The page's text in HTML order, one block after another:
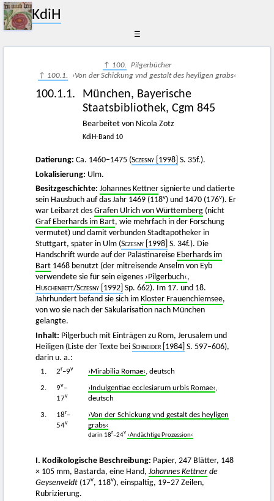
KdiH
☰
↑ 100. Pilgerbücher
↑ 100.1. ›Von der Schickung vnd gestalt des heyligen grabs‹
100.1.1.
München, Bayerische
Staatsbibliothek, Cgm 845
Bearbeitet von Nicola Zotz
KdiH-Band 10
Datierung: Ca. 1460–1475 (Sczesny [1998] S. 35f.).
Lokalisierung: Ulm.
Besitzgeschichte: Johannes Kettner signierte und datierte
sein Hausbuch auf das Jahr 1469 (118v) und 1470 (176v). Er
war Leibarzt des Grafen Ulrich von Württemberg (nicht
Graf Eberhards im Bart, wie mehrfach in der Forschung
vermutet) und damit verbunden Stadtapotheker in
Stuttgart, später in Ulm (Sczesny [1998] S. 34f.). Die
Handschrift wurde auf der Palästinareise Eberhards im
Bart 1468 benutzt (der mitreisende Anselm von Eyb
verwendete sie für sein eigenes ›Pilgerbuch‹,
Huschenbett/Sczesny [1992] Sp. 662). Im 17. und 18.
Jahrhundert befand sie sich im Kloster Frauenchiemsee,
von wo sie nach der Säkularisation nach München
gelangte.
Inhalt: Pilgerbuch mit Einträgen zu Rom, Jerusalem und
Heiligen (Liste der Texte bei Schneider [1984] S. 597–606),
darin u. a.:
1. 2r–9v ›Mirabilia Romae‹, deutsch
2. 9v–
17v
›Indulgentiae ecclesiarum urbis Romae‹,
deutsch
3. 18r–
54v
›Von der Schickung vnd gestalt des heyligen
grabs‹
darin 18r–24v ›Andächtige Prozession‹
I. Kodikologische Beschreibung: Papier, 247 Blätter, 148
× 105 mm, Bastarda, eine Hand, Johannes Kettner de
Geysenveldt (17v, 118v), einspaltig, 19–27 Zeilen,
Rubrizierung.